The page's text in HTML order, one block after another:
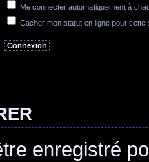
Me connecter automatiquement à
Cacher mon statut en ligne pour cette
enregistré